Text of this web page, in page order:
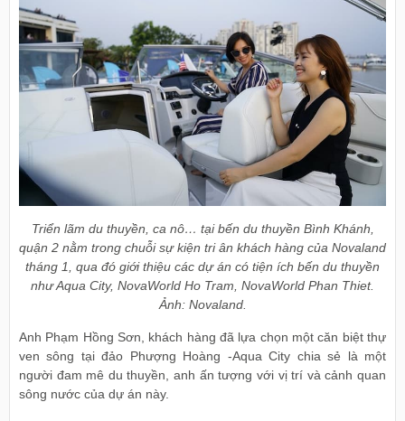
Triển lãm du thuyền, ca nô… tại bến du thuyền Bình Khánh,
quận 2 nằm trong chuỗi sự kiện tri ân khách hàng của Novaland
tháng 1, qua đó giới thiệu các dự án có tiện ích bến du thuyền
như Aqua City, NovaWorld Ho Tram, NovaWorld Phan Thiet.
Ảnh: Novaland.
Anh Phạm Hồng Sơn, khách hàng đã lựa chọn một căn biệt thự
ven sông tại đảo Phượng Hoàng -Aqua City chia sẻ là một
người đam mê du thuyền, anh ấn tượng với vị trí và cảnh quan
sông nước của dự án này.